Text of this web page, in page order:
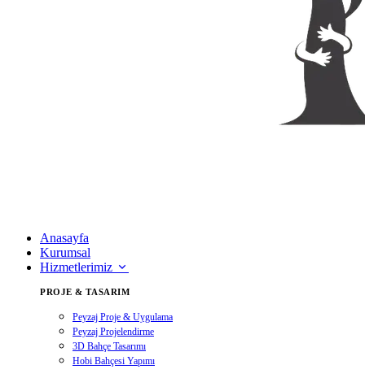
Anasayfa
Kurumsal
Hizmetlerimiz
PROJE & TASARIM
Peyzaj Proje & Uygulama
Peyzaj Projelendirme
3D Bahçe Tasarımı
Hobi Bahçesi Yapımı